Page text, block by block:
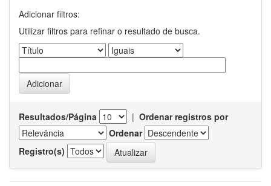
Adicionar filtros:
Utilizar filtros para refinar o resultado de busca.
Resultados/Página | Ordenar registros por
Ordenar
Registro(s)